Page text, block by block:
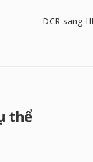
DCR sang
thể